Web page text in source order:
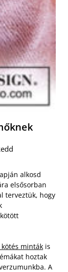
alkosd
elsősorban
terveztük, hogy
minták is
hoztak
A